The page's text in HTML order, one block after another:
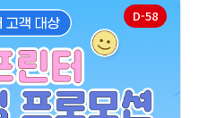
D-58